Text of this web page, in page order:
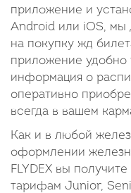
приложение и
Android или iOS, мы
на покупку жд
приложение удобно
информация о
оперативно
всегда в вашем
Как и в любой
оформлении
FLYDEX вы
тарифам Junior,